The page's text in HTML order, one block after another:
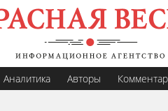
Аналитика Авторы